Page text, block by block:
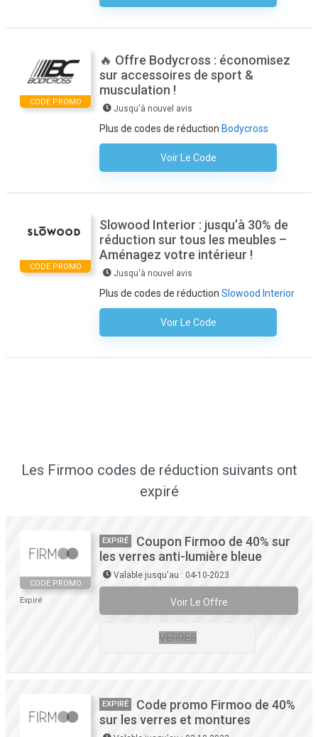
CODE PROMO
🔥 Offre Bodycross : économisez
sur accessoires de sport &
musculation !
Jusqu'à nouvel avis
Plus de codes de réduction Bodycross
Voir Le Code
Aucun Code N'est Nécessaire
CODE PROMO
Slowood Interior : jusqu’à 30% de
réduction sur tous les meubles –
Aménagez votre intérieur !
Jusqu'à nouvel avis
Plus de codes de réduction Slowood Interior
Voir Le Code
Aucun Code N'est Nécessaire
Les Firmoo codes de réduction suivants ont
expiré
CODE PROMO
Expiré
EXPIRÉ
Coupon Firmoo de 40% sur
les verres anti-lumière bleue
Valable jusqu'au : 04-10-2023
Voir Le Offre
VERRES
EXPIRÉ
Code promo Firmoo de 40%
sur les verres et montures